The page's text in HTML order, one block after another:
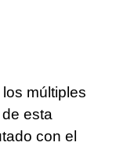
múltiples
de esta
con el